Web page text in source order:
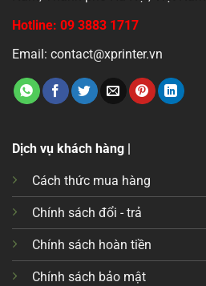
Hotline: 09 3883 1717
Email: contact@xprinter.vn
Dịch vụ khách hàng |
Cách thức mua hàng
Chính sách đổi - trả
Chính sách hoàn tiền
Chính sách bảo mật